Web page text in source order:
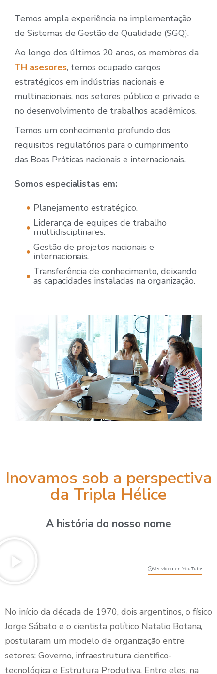
Temos ampla experiência na implementação
de Sistemas de Gestão de Qualidade (SGQ).
Ao longo dos últimos 20 anos, os membros da
TH asesores, temos ocupado cargos
estratégicos em indústrias nacionais e
multinacionais, nos setores público e privado e
no desenvolvimento de trabalhos acadêmicos.
Temos um conhecimento profundo dos
requisitos regulatórios para o cumprimento
das Boas Práticas nacionais e internacionais.
Somos especialistas em:
Planejamento estratégico.
Liderança de equipes de trabalho
multidisciplinares.
Gestão de projetos nacionais e
internacionais.
Transferência de conhecimento, deixando
as capacidades instaladas na organização.
Inovamos sob a perspectiva
da Tripla Hélice
A história do nosso nome
Ver video en YouTube
No início da década de 1970, dois argentinos, o físico
Jorge Sábato e o cientista político Natalio Botana,
postularam um modelo de organização entre
setores: Governo, infraestrutura científico-
tecnológica e Estrutura Produtiva. Entre eles, na